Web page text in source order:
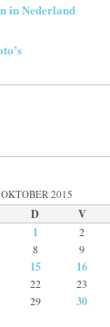
in Nederland
OKTOBER 2015
D V
1
2
8 9
15 16
22 23
29 30